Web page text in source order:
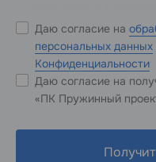
Даю согласие на
персональных данных
Конфиденциальности
Даю согласие на
«ПК Пружинный